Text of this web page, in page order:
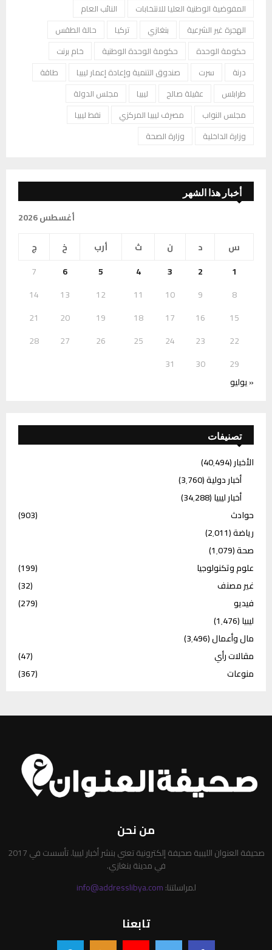
المفوضية الوطنية العليا للانتخابات
النائب العام
الهجرة غير الشرعية
بنغازي تركيا
حالة الطقس
حكومة الوحدة
حكومة الوحدة الوطنية
خام برنت
درنة
سرت صندوق التنمية وإعادة إعمار ليبيا
طاقة
طرابلس
عقيلة صالح ليبيا
مجلس الدولة
مجلس النواب
مصرف ليبيا المركزي
نفط ليبيا
وزارة الداخلية
وزارة الصحة
أخبار هذا الشهر
أغسطس 2026
س
د ن ث أرب خ
ج
1
2
3
4
5
6
7
8
9
10
11
12
13
14
15
16
17
18
19
20
21
22
23
24
25
26
27
28
29
30
31
« يوليو
تصنيفات
الأخبار(40٬494)
أخبار دولية(3٬760)
أخبار ليبيا(34٬288)
حوادث
(903)
رياضة(2٬011)
صحة(1٬079)
علوم وتكنولوجيا
(199)
غير مصنف
(32)
فيديو
(279)
ليبيا(1٬476)
مال وأعمال(3٬496)
مقالات رأي
(47)
منوعات
(367)
من نحن
صحيفة العنوان الليبية صحيفة إلكترونية تعني بنشر أخبار ليبيا. تأسست في 2017
في مدينة بنغازي.
لمراسلتنا:info@addresslibya.com
تابعنا